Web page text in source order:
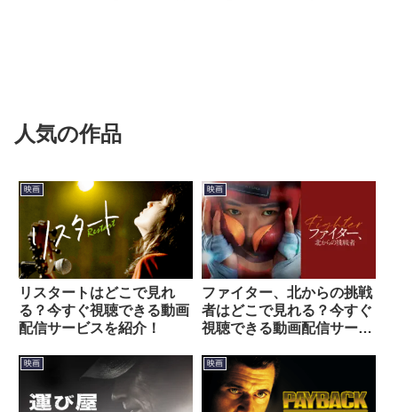
人気の作品
映画
リスタートはどこで見れ
る？今すぐ視聴できる動画
配信サービスを紹介！
映画
ファイター、北からの挑戦
者はどこで見れる？今すぐ
視聴できる動画配信サービ
映画 映画